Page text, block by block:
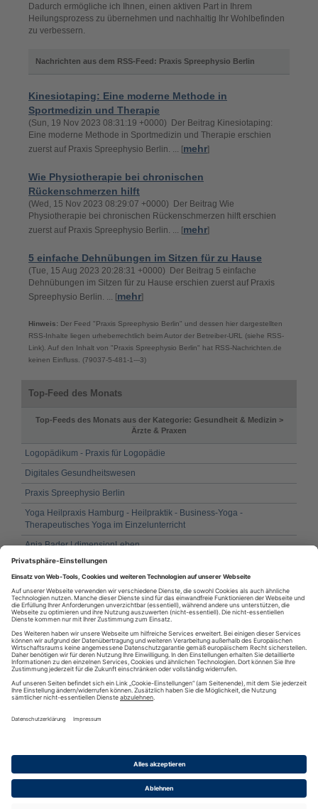
Dadurch ermögliche ich Ihnen, einen aktiven Part in Ihrem
Heilungsprozess zu übernehmen und nachhaltig Ihr Wohlbefinden
zu verbessern.
Nachrichten aus dem RSS-Feed: Praxis Spreephysio Berlin
Kinesiotaping: Eine moderne Methode in
Sportmedizin und Therapie
(Sun, 19 Nov 2023 08:31:19 +0000) Der Beitrag Kinesiotaping:
Eine moderne Methode in Sportmedizin und Therapie erschien
zuerst auf Praxis Spreephysio Berlin. ... [mehr]
Wie Physiotherapie bei chronischen
Rückenschmerzen hilft
(Wed, 15 Nov 2023 08:29:07 +0000) Der Beitrag Wie
Physiotherapie bei chronischen Rückenschmerzen hilft erschien
zuerst auf Praxis Spreephysio Berlin. ... [mehr]
5 einfache Dehnübungen im Sitzen für zu Hause
(Tue, 15 Aug 2023 20:28:31 +0000) Der Beitrag 5 einfache
Dehnübungen im Sitzen für zu Hause erschien zuerst auf Praxis
Spreephysio Berlin. ... [mehr]
Hinweis: Der Feed "Praxis Spreephysio Berlin" und dessen hier dargestellten
RSS-Inhalte liegen urheberrechtlich beim Autor der Betreiber-URL (siehe RSS-
Link). Auf den Inhalt von "Praxis Spreephysio Berlin" hat RSS-Nachrichten.de
keinen Einfluss. (79037-5-481-1---3)
Top-Feed des Monats
Top-Feeds des Monats aus der Kategorie: Gesundheit & Medizin >
Ärzte & Praxen
Logopädikum - Praxis für Logopädie
Digitales Gesundheitswesen
Praxis Spreephysio Berlin
Yoga Heilpraxis Hamburg - Heilpraktik - Business-Yoga -
Therapeutisches Yoga im Einzelunterricht
Anja Bader | dimensionLeben
eMagazin Gut Leben, Eheberatung, Paartherapie, Paarcoaching
Familienaufstellung im Harz: Harmonie und Klarheit durch
systemische Aufstellungen
Psychotherapie in Potsdam - Alexandra Medicke
Datenschutzinformationen·Cookie-Einstellungen·Impressum · AGB
& Nutzungsbedingungen·Partnerprogramme